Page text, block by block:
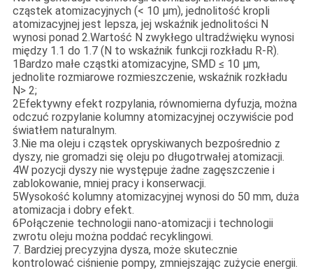
cząstek atomizacyjnych (< 10 μm), jednolitość kropli
atomizacyjnej jest lepsza, jej wskaźnik jednolitości N
wynosi ponad 2.Wartość N zwykłego ultradźwięku wynosi
między 1.1 do 1.7 (N to wskaźnik funkcji rozkładu R-R).
1Bardzo małe cząstki atomizacyjne, SMD ≤ 10 μm,
jednolite rozmiarowe rozmieszczenie, wskaźnik rozkładu
N> 2;
2Efektywny efekt rozpylania, równomierna dyfuzja, można
odczuć rozpylanie kolumny atomizacyjnej oczywiście pod
światłem naturalnym.
3.Nie ma oleju i cząstek opryskiwanych bezpośrednio z
dyszy, nie gromadzi się oleju po długotrwałej atomizacji.
4W pozycji dyszy nie występuje żadne zagęszczenie i
zablokowanie, mniej pracy i konserwacji.
5Wysokość kolumny atomizacyjnej wynosi do 50 mm, duża
atomizacja i dobry efekt.
6Połączenie technologii nano-atomizacji i technologii
zwrotu oleju można poddać recyklingowi.
7. Bardziej precyzyjna dysza, może skutecznie
kontrolować ciśnienie pompy, zmniejszając zużycie energii.